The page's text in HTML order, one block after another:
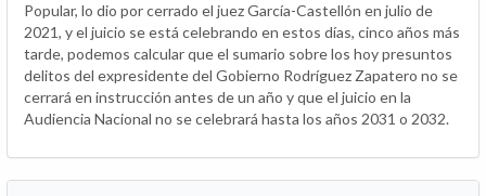
Popular, lo dio por cerrado el juez García-Castellón en julio de
2021, y el juicio se está celebrando en estos días, cinco años más
tarde, podemos calcular que el sumario sobre los hoy presuntos
delitos del expresidente del Gobierno Rodríguez Zapatero no se
cerrará en instrucción antes de un año y que el juicio en la
Audiencia Nacional no se celebrará hasta los años 2031 o 2032.